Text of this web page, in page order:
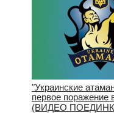
"Украинские
первое поражение
(ВИДЕО